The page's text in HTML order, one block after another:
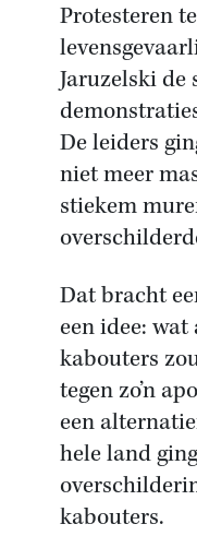
Protesteren
Jaruzelski de
De leiders
niet meer
stiekem
Dat bracht
een idee:
kabouters
tegen zo’n
een
hele land
kabouters.